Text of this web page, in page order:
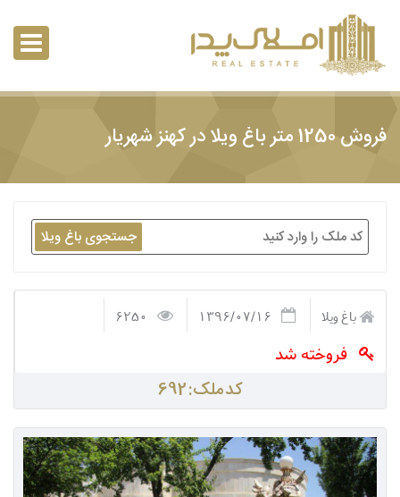
فروش 1250 متر باغ ویلا در کهنز شهریار
جستجوی باغ ویلا
باغ ویلا
فروخته شد
کد ملک: 692